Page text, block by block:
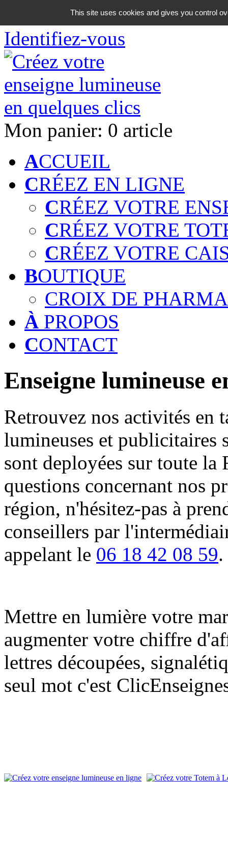
06 18 42 08 59
Identifiez-vous
Mon panier: 0 article
ACCUEIL
CRÉEZ EN LIGNE
CRÉEZ VOTRE
CRÉEZ VOTRE
CRÉEZ VOTRE
BOUTIQUE
CROIX DE
À PROPOS
CONTACT
Enseigne lumineuse
Retrouvez nos activités en
lumineuses et publicitaires
sont deployées sur toute la
questions concernant nos
région, n'hésitez-pas à
conseillers par
appelant le 06 18 42 08 59.
Mettre en lumière votre
augmenter votre chiffre
lettres découpées,
seul mot c'est
This site uses cookies and gives you control